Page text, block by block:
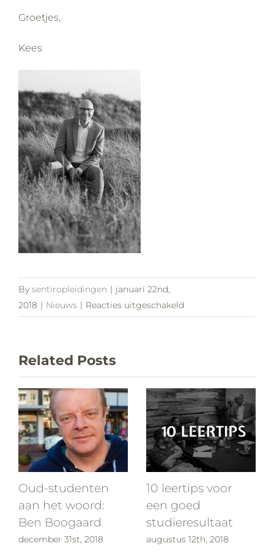
Groetjes,
Kees
By sentiropleidingen | januari 22nd,
2018 | Nieuws | Reacties uitgeschakeld
Tankstation-
Related Posts
Oud-studenten
aan het woord:
Ben Boogaard
december 31st, 2018
10 leertips voor
een goed
studieresultaat
augustus 12th, 2018